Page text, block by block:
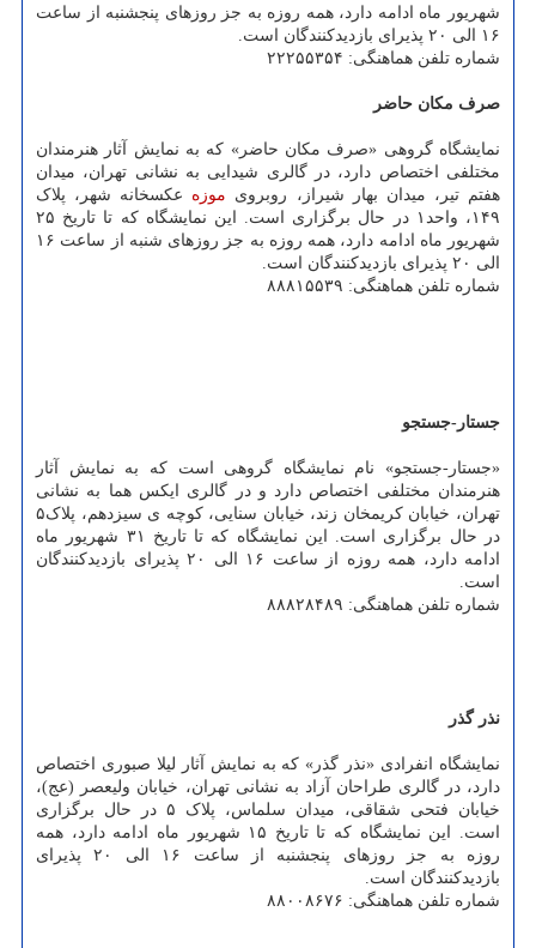
شهریور ماه ادامه دارد، همه روزه به جز روزهای پنجشنبه از ساعت
۱۶ الی ۲۰ پذیرای بازدیدکنندگان است.
شماره تلفن هماهنگی: ۲۲۲۵۵۳۵۴
صرف مکان حاضر
نمایشگاه گروهی «صرف مکان حاضر» که به نمایش آثار هنرمندان
مختلفی اختصاص دارد، در گالری شیدایی به نشانی تهران، میدان
هفتم تیر، میدان بهار شیراز، روبروی موزه عکسخانه شهر، پلاک
۱۴۹، واحد۱ در حال برگزاری است. این نمایشگاه که تا تاریخ ۲۵
شهریور ماه ادامه دارد، همه روزه به جز روزهای شنبه از ساعت ۱۶
الی ۲۰ پذیرای بازدیدکنندگان است.
شماره تلفن هماهنگی: ۸۸۸۱۵۵۳۹
جستار-جستجو
«جستار-جستجو» نام نمایشگاه گروهی است که به نمایش آثار
هنرمندان مختلفی اختصاص دارد و در گالری ایکس هما به نشانی
تهران، خیابان کریمخان زند، خیابان سنایی، کوچه ی سیزدهم، پلاک۵
در حال برگزاری است. این نمایشگاه که تا تاریخ ۳۱ شهریور ماه
ادامه دارد، همه روزه از ساعت ۱۶ الی ۲۰ پذیرای بازدیدکنندگان
است.
شماره تلفن هماهنگی: ۸۸۸۲۸۴۸۹
نذر گذر
نمایشگاه انفرادی «نذر گذر» که به نمایش آثار لیلا صبوری اختصاص
دارد، در گالری طراحان آزاد به نشانی تهران، خیابان ولیعصر (عج)،
خیابان فتحی شقاقی، میدان سلماس، پلاک ۵ در حال برگزاری
است. این نمایشگاه که تا تاریخ ۱۵ شهریور ماه ادامه دارد، همه
روزه به جز روزهای پنجشنبه از ساعت ۱۶ الی ۲۰ پذیرای
بازدیدکنندگان است.
شماره تلفن هماهنگی: ۸۸۰۰۸۶۷۶